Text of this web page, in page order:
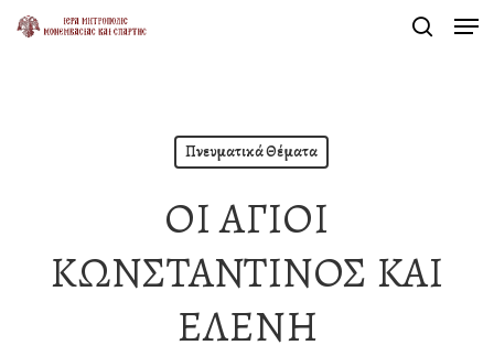
Skip
Πνευματικά Θέματα
ΟΙ ΑΓΙΟΙ
ΚΩΝΣΤΑΝΤΙΝΟΣ ΚΑΙ
ΕΛΕΝΗ